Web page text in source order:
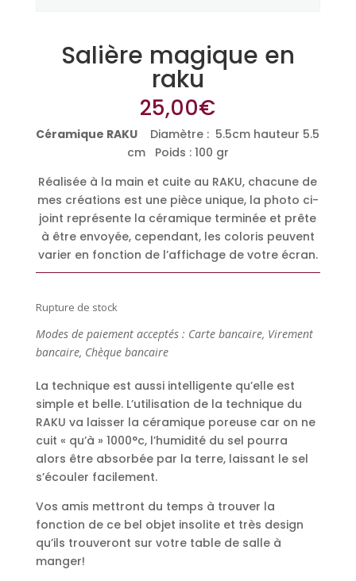
Salière magique en
raku
25,00€
Céramique RAKU Diamètre : 5.5cm hauteur 5.5
cm Poids : 100 gr
Réalisée à la main et cuite au RAKU, chacune de
mes créations est une pièce unique, la photo ci-
joint représente la céramique terminée et prête
à être envoyée, cependant, les coloris peuvent
varier en fonction de l’affichage de votre écran.
Rupture de stock
Modes de paiement acceptés : Carte bancaire, Virement
bancaire, Chèque bancaire
La technique est aussi intelligente qu’elle est
simple et belle. L’utilisation de la technique du
RAKU va laisser la céramique poreuse car on ne
cuit « qu’à » 1000°c, l’humidité du sel pourra
alors être absorbée par la terre, laissant le sel
s’écouler facilement.
Vos amis mettront du temps à trouver la
fonction de ce bel objet insolite et très design
qu’ils trouveront sur votre table de salle à
manger!